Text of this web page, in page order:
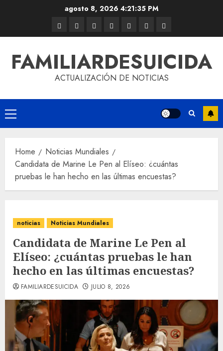
agosto 8, 2026 4:21:35 PM
FAMILIARDESUICIDA
ACTUALIZACIÓN DE NOTICIAS
Home
Noticias Mundiales
Candidata de Marine Le Pen al Elíseo: ¿cuántas
pruebas le han hecho en las últimas encuestas?
noticias Noticias Mundiales
Candidata de Marine Le Pen al
Elíseo: ¿cuántas pruebas le han
hecho en las últimas encuestas?
FAMILIARDESUICIDA JULIO 8, 2026